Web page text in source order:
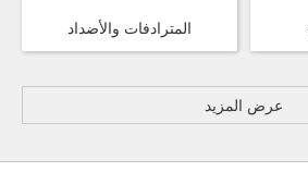
المترادفات والأضداد
عرض المزيد